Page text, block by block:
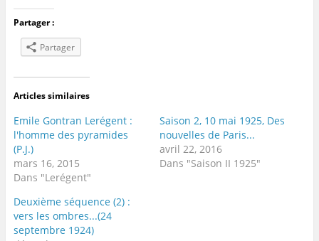
Partager :
Partager
Articles similaires
Emile Gontran Lerégent :
l'homme des pyramides
(P.J.)
mars 16, 2015
Dans "Lerégent"
Saison 2, 10 mai 1925, Des
nouvelles de Paris...
avril 22, 2016
Dans "Saison II 1925"
Deuxième séquence (2) :
vers les ombres...(24
septembre 1924)